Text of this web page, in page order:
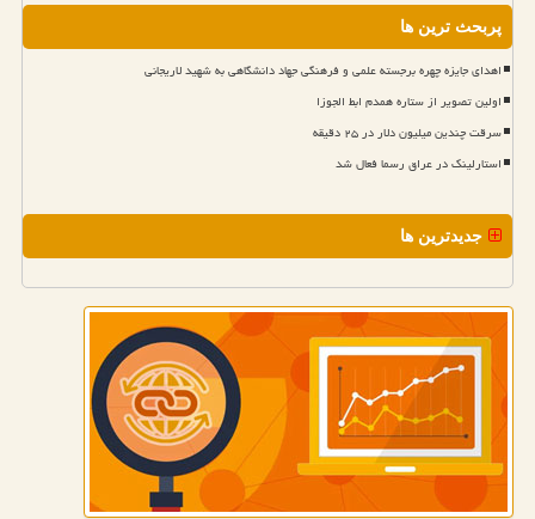
پربحث ترین ها
اهدای جایزه چهره برجسته علمی و فرهنگی جهاد دانشگاهی به شهید لاریجانی
اولین تصویر از ستاره همدم ابط الجوزا
سرقت چندین میلیون دلار در ۲۵ دقیقه
استارلینک در عراق رسما فعال شد
جدیدترین ها